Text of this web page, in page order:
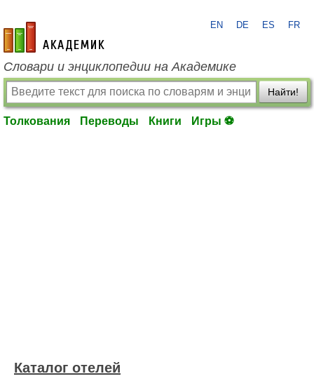
academic.ru
EN DE ES FR
Словари и энциклопедии на Академике
Найти!
Толкования Переводы Книги Игры ⚽
Каталог отелей